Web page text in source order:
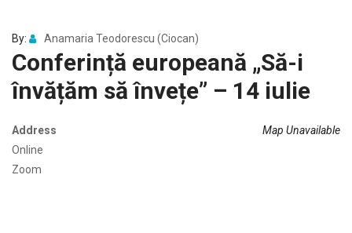
By: Anamaria Teodorescu (Ciocan)
Conferință europeană „Să-i
învățăm să învețe” – 14 iulie
Map Unavailable
Address
Online
Zoom